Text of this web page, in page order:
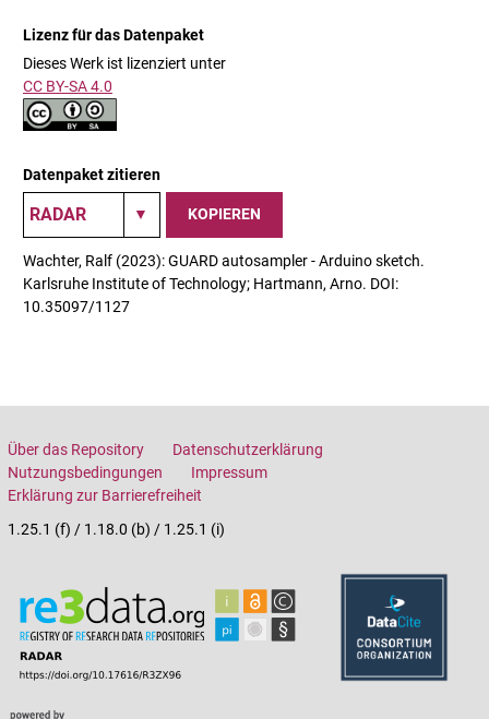
Lizenz für das Datenpaket
Dieses Werk ist lizenziert unter
CC BY-SA 4.0
Datenpaket zitieren
KOPIEREN
Wachter, Ralf (2023): GUARD autosampler - Arduino sketch.
Karlsruhe Institute of Technology; Hartmann, Arno. DOI:
10.35097/1127
Über das Repository
Datenschutzerklärung
Nutzungsbedingungen
Impressum
Erklärung zur Barrierefreiheit
1.25.1 (f) / 1.18.0 (b) / 1.25.1 (i)